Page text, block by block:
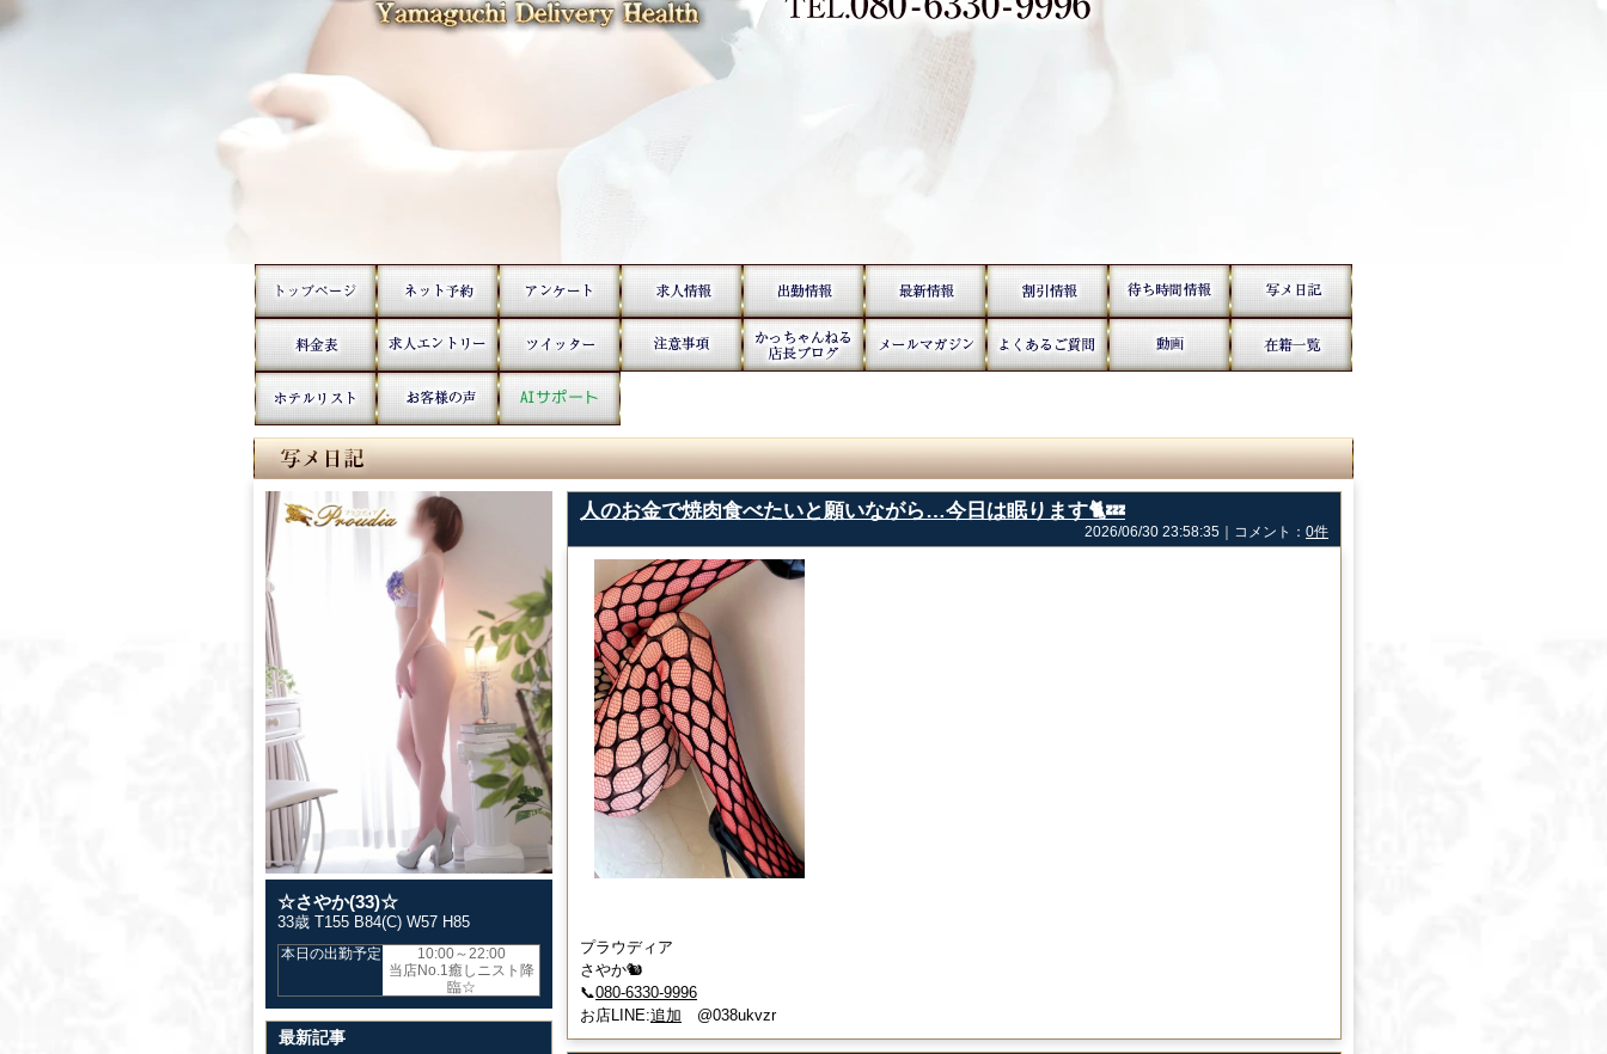
☆さやか(33)☆
33歳 T155 B84(C) W57 H85
本日の出勤予定
10:00～22:00
当店No.1癒しニスト降
臨☆
最新記事
人のお金で焼肉食べたいと願いながら…今日は眠ります🐈💤
2026/06/30 23:58:35｜コメント： 0件
プラウディア
さやか🐿️
📞080-6330-9996
お店LINE:追加 @038ukvzr